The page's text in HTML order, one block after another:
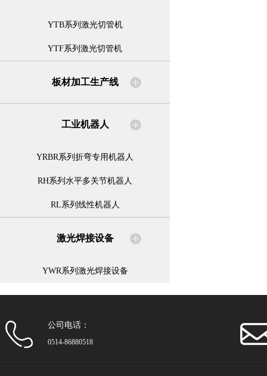
YTB系列激光切管机
YTF系列激光切管机
板材加工生产线
工业机器人
YRBR系列折弯专用机器人
RH系列水平多关节机器人
RL系列线性机器人
激光焊接设备
YWR系列激光焊接设备
公司电话：
0514-86880518